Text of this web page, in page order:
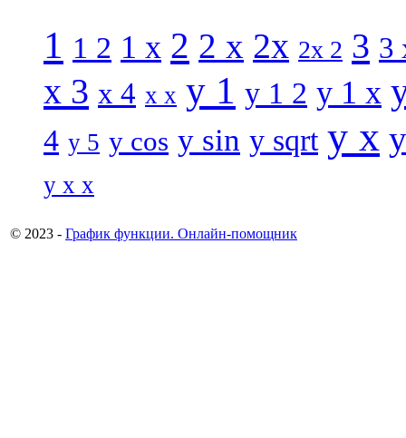
1 1 2 1 x 2 2 x 2x 2x 2 3 3
x 3 x 4 x x y 1 y 1 2 y 1 x
4 y 5 y cos y sin y sqrt y x
y x x
© 2023 - График функции. Онлайн-помощник